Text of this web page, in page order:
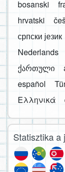
bosanski
hrvatski
српски језик
Nederlands
ქართული
español
Ελληνικά
Statisztika a